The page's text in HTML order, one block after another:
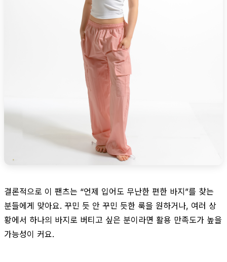
결론적으로 이 팬츠는 “언제 입어도 무난한 편한 바지”를 찾는
분들에게 맞아요. 꾸민 듯 안 꾸민 듯한 룩을 원하거나, 여러 상
황에서 하나의 바지로 버티고 싶은 분이라면 활용 만족도가 높을
가능성이 커요.